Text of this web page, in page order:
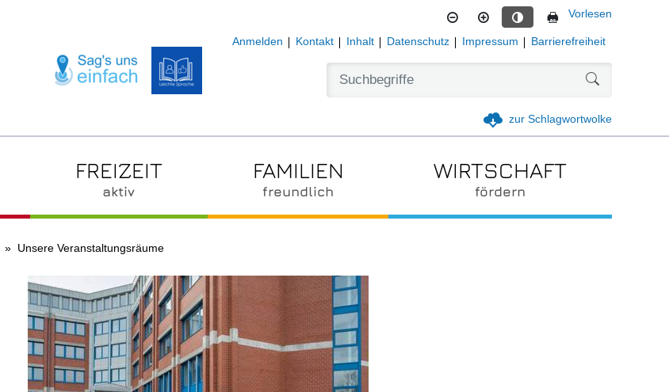
Kontrastmodus aktivieren
Vorlesen
Anmelden Kontakt Inhalt Datenschutz Impressum Barrierefreiheit
zur Schlagwortwolke
FREIZEIT
aktiv
FAMILIEN
freundlich
WIRTSCHAFT
fördern
Unsere Veranstaltungsräume